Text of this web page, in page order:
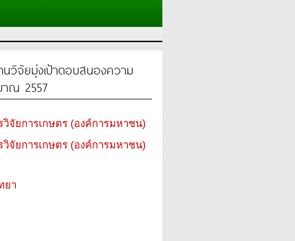
วิจัยมุ่งเป้าตอบสนองความ
าณ 2557
จัยการเกษตร (องค์การมหาชน)
จัยการเกษตร (องค์การมหาชน)
ยา